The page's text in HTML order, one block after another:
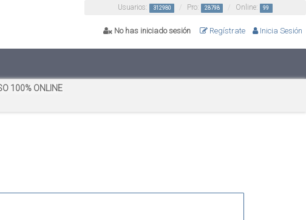
Usuarios: 312980 Pro: 28798 Online: 99
No has iniciado sesión Regístrate Inicia Sesión
100% ONLINE